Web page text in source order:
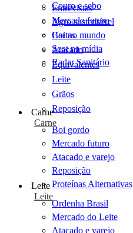
Entrevistas
Agro sustentável
Cartas
Scot na mídia
Radar Sanitário
Couro e sebo
Mercado futuro
Boi no mundo
Atacado
Equivalentes
Leite
Grãos
Reposição
Carne
Carne
Boi gordo
Mercado futuro
Atacado e varejo
Reposição
Proteínas Alternativas
Leite
Leite
Ordenha Brasil
Mercado do Leite
Atacado e varejo